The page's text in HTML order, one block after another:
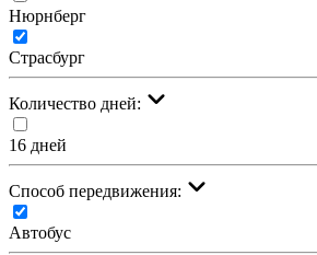
Нюрнберг
Страсбург
Количество дней:
16 дней
Cпособ передвижения:
Автобус